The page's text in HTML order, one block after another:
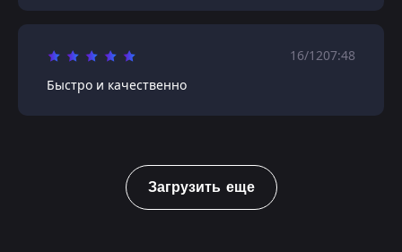
16/1207:48
Быстро и качественно
Загрузить еще